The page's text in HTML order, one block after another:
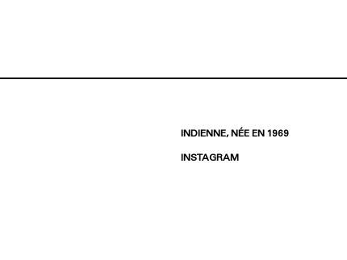
INDIENNE, NÉE EN 1969
INSTAGRAM